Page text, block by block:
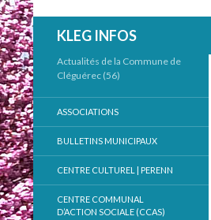
KLEG INFOS
Actualités de la Commune de
Cléguérec (56)
ASSOCIATIONS
BULLETINS MUNICIPAUX
CENTRE CULTUREL | PERENN
CENTRE COMMUNAL
D’ACTION SOCIALE (CCAS)